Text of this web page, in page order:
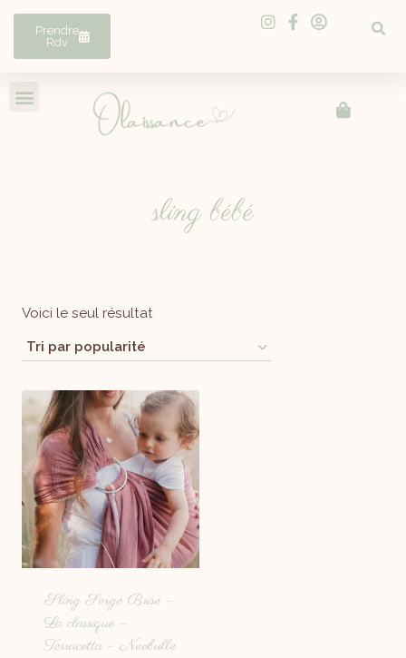
Prendre
Rdv
sling bébé
Voici le seul résultat
Sling Sergé Brisé –
La classique –
Terracotta – Neobulle